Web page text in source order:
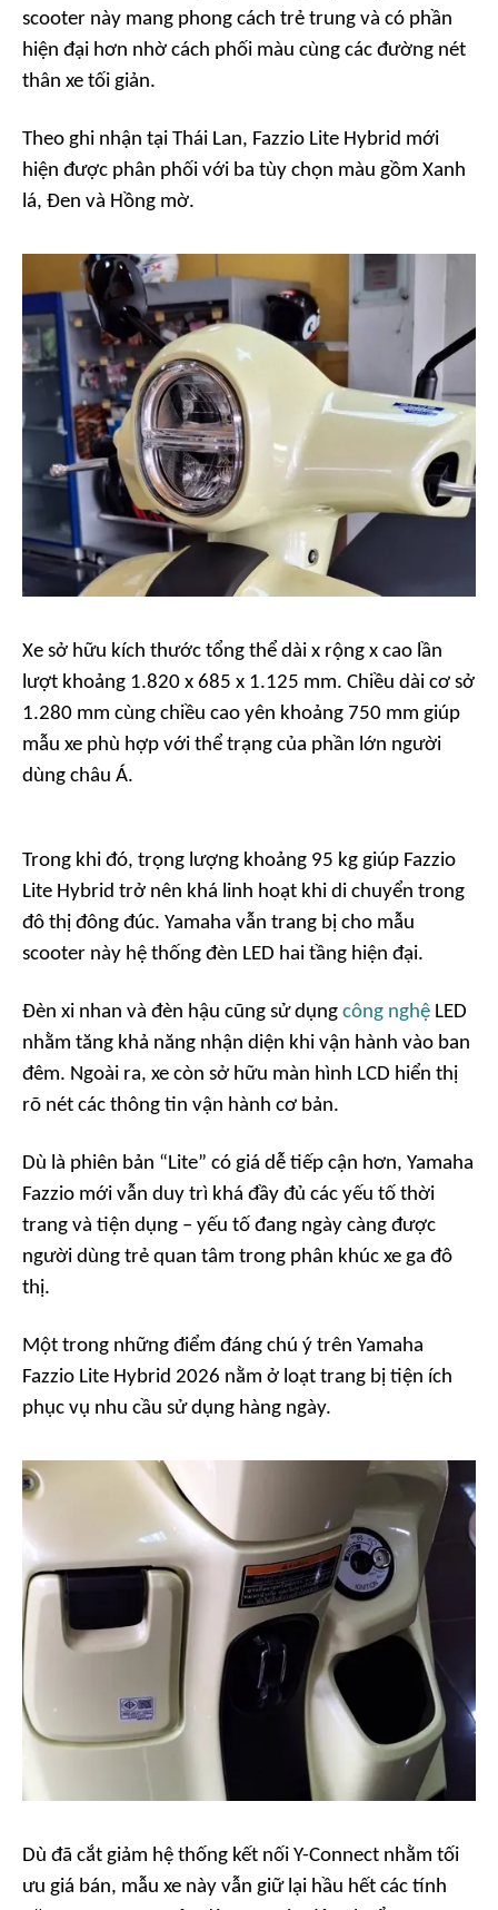
scooter này mang phong cách trẻ trung và có phần
hiện đại hơn nhờ cách phối màu cùng các đường nét
thân xe tối giản.
Theo ghi nhận tại Thái Lan, Fazzio Lite Hybrid mới
hiện được phân phối với ba tùy chọn màu gồm Xanh
lá, Đen và Hồng mờ.
Xe sở hữu kích thước tổng thể dài x rộng x cao lần
lượt khoảng 1.820 x 685 x 1.125 mm. Chiều dài cơ sở
1.280 mm cùng chiều cao yên khoảng 750 mm giúp
mẫu xe phù hợp với thể trạng của phần lớn người
dùng châu Á.
Trong khi đó, trọng lượng khoảng 95 kg giúp Fazzio
Lite Hybrid trở nên khá linh hoạt khi di chuyển trong
đô thị đông đúc. Yamaha vẫn trang bị cho mẫu
scooter này hệ thống đèn LED hai tầng hiện đại.
Đèn xi nhan và đèn hậu cũng sử dụng công nghệ LED
nhằm tăng khả năng nhận diện khi vận hành vào ban
đêm. Ngoài ra, xe còn sở hữu màn hình LCD hiển thị
rõ nét các thông tin vận hành cơ bản.
Dù là phiên bản “Lite” có giá dễ tiếp cận hơn, Yamaha
Fazzio mới vẫn duy trì khá đầy đủ các yếu tố thời
trang và tiện dụng – yếu tố đang ngày càng được
người dùng trẻ quan tâm trong phân khúc xe ga đô
thị.
Một trong những điểm đáng chú ý trên Yamaha
Fazzio Lite Hybrid 2026 nằm ở loạt trang bị tiện ích
phục vụ nhu cầu sử dụng hàng ngày.
Dù đã cắt giảm hệ thống kết nối Y-Connect nhằm tối
ưu giá bán, mẫu xe này vẫn giữ lại hầu hết các tính